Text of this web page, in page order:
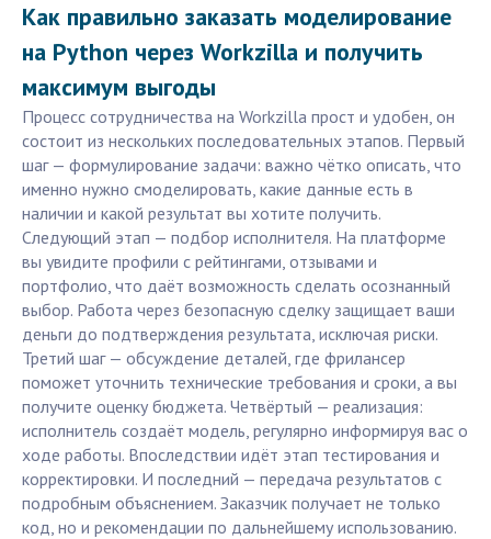
Как правильно заказать моделирование
на Python через Workzilla и получить
максимум выгоды
Процесс сотрудничества на Workzilla прост и удобен, он
состоит из нескольких последовательных этапов. Первый
шаг — формулирование задачи: важно чётко описать, что
именно нужно смоделировать, какие данные есть в
наличии и какой результат вы хотите получить.
Следующий этап — подбор исполнителя. На платформе
вы увидите профили с рейтингами, отзывами и
портфолио, что даёт возможность сделать осознанный
выбор. Работа через безопасную сделку защищает ваши
деньги до подтверждения результата, исключая риски.
Третий шаг — обсуждение деталей, где фрилансер
поможет уточнить технические требования и сроки, а вы
получите оценку бюджета. Четвёртый — реализация:
исполнитель создаёт модель, регулярно информируя вас о
ходе работы. Впоследствии идёт этап тестирования и
корректировки. И последний — передача результатов с
подробным объяснением. Заказчик получает не только
код, но и рекомендации по дальнейшему использованию.